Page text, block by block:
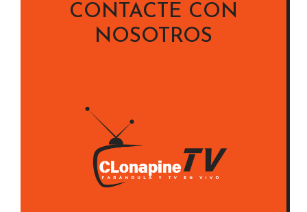
CONTACTE CON
NOSOTROS